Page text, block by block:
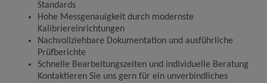
Standards
Hohe Messgenauigkeit durch modernste
Kalibriereinrichtungen
Nachvollziehbare Dokumentation und ausführliche
Prüfberichte
Schnelle Bearbeitungszeiten und individuelle Beratung
Kontaktieren Sie uns gern für ein unverbindliches